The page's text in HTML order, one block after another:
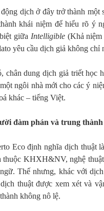
dịch ở đây trở thành một
khái niệm để hiểu rõ ý
giữa Intelligible(Khả niệm
yêu cầu dịch giả không
chân dung dịch giả triết học
ngôi nhà mới cho các ý
khác – tiếng Việt.
đàm phán và trung
Eco định nghĩa dịch thuật
thuộc KHXH&NV, nghệ
Thế nhưng, khác với
thuật được xem xét và
không nô lệ.